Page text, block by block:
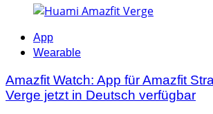
Categories
App
Wearable
Amazfit Watch: App für Amazfit
Verge jetzt in Deutsch verfügbar